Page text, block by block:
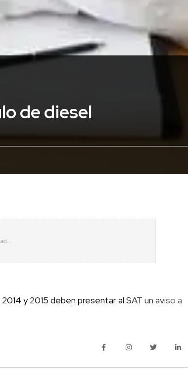
de diesel
y 2015 deben presentar al SAT un aviso a